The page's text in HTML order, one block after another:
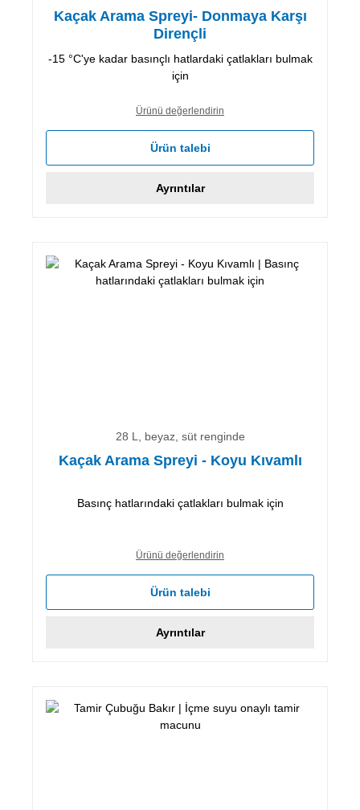
Kaçak Arama Spreyi- Donmaya Karşı
Dirençli
-15 °C'ye kadar basınçlı hatlardaki çatlakları bulmak
için
Ürünü değerlendirin
Ürün talebi
Ayrıntılar
28 L, beyaz, süt renginde
Kaçak Arama Spreyi - Koyu Kıvamlı
Basınç hatlarındaki çatlakları bulmak için
Ürünü değerlendirin
Ürün talebi
Ayrıntılar